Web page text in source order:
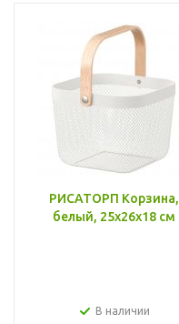
РИСАТОРП Корзина,
белый, 25x26x18 см
В наличии